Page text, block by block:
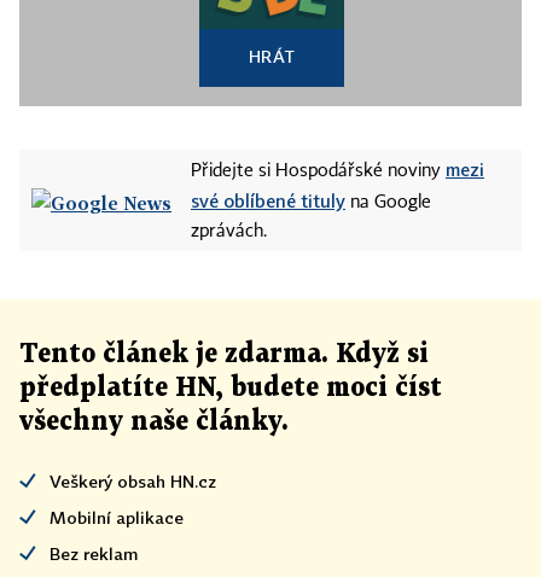
HRÁT
Přidejte si Hospodářské noviny mezi
své oblíbené tituly na Google
zprávách.
Tento článek je zdarma. Když si
předplatíte HN, budete moci číst
všechny naše články.
Veškerý obsah HN.cz
Mobilní aplikace
Bez reklam